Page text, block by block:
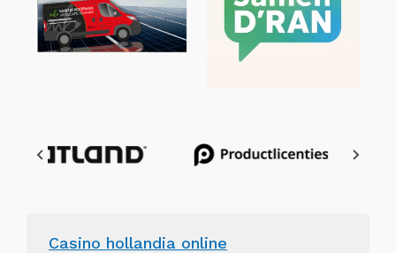
Casino hollandia online